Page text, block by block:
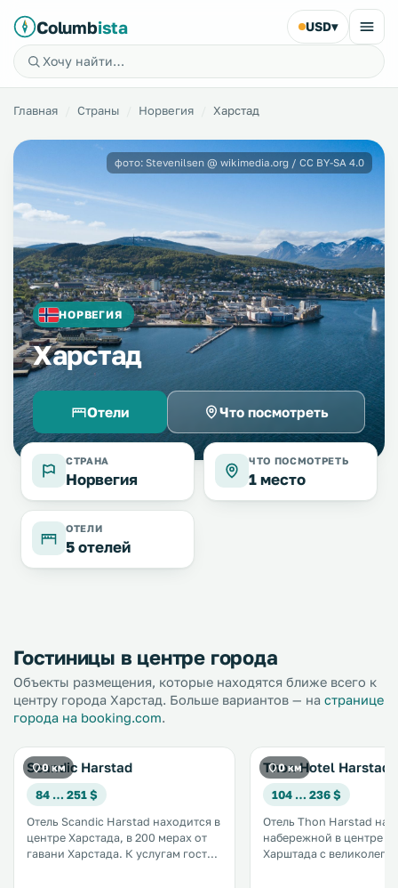
Columbista USD▾
Главная Страны Норвегия Харстад
НОРВЕГИЯ
Харстад
Отели Что посмотреть
фото: Stevenilsen @ wikimedia.org / CC BY-SA 4.0
СТРАНА
Норвегия
ЧТО ПОСМОТРЕТЬ
1 место
ОТЕЛИ
5 отелей
Гостиницы в центре города
Объекты размещения, которые находятся ближе всего к
центру города Харстад. Больше вариантов — на странице
города на booking.com.
0 км
Scandic Harstad
84 … 251 $
Отель Scandic Harstad находится в
центре Харстада, в 200 мерах от
гавани Харстада. К услугам гостей
0 км
Thon Hotel Harstad
104 … 236 $
Отель Thon Harstad
набережной в центре
Харштада с